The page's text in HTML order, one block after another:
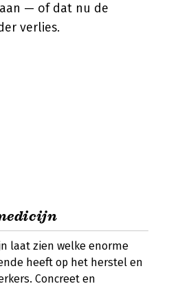
— of dat nu de
verlies.
laat zien welke enorme
heeft op het herstel en
Concreet en